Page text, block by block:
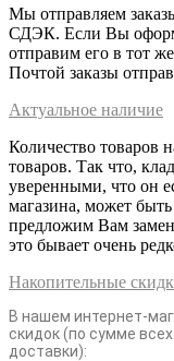
Мы отправляем
СДЭК. Если Вы
отправим его в тот
Почтой заказы
Актуальное наличие
Количество товаров
товаров. Так что,
уверенными, что он
магазина, может
предложим Вам
это бывает очень
Накопительные
В нашем интернет-
скидок (по сумме
доставки):